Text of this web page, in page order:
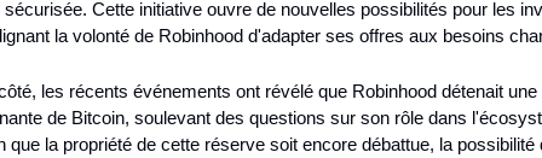
Cette initiative ouvre de nouvelles possibilités pour les
la volonté de Robinhood d'adapter ses offres aux besoins
les récents événements ont révélé que Robinhood détenait une
de Bitcoin, soulevant des questions sur son rôle dans
que la propriété de cette réserve soit encore débattue, la possibilité